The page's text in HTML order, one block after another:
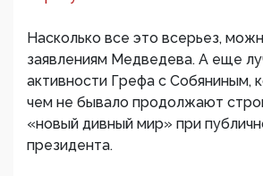
Насколько все это всерьез,
заявлениям Медведева. А еще
активности Грефа с Собяниным,
чем не бывало продолжают
«новый дивный мир» при
президента.